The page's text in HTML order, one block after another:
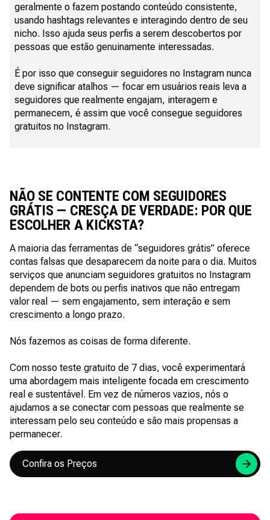
geralmente o fazem postando conteúdo consistente,
usando hashtags relevantes e interagindo dentro de seu
nicho. Isso ajuda seus perfis a serem descobertos por
pessoas que estão genuinamente interessadas.
É por isso que conseguir seguidores no Instagram nunca
deve significar atalhos — focar em usuários reais leva a
seguidores que realmente engajam, interagem e
permanecem, é assim que você consegue seguidores
gratuitos no Instagram.
NÃO SE CONTENTE COM SEGUIDORES
GRÁTIS — CRESÇA DE VERDADE: POR QUE
ESCOLHER A KICKSTA?
A maioria das ferramentas de “seguidores grátis” oferece
contas falsas que desaparecem da noite para o dia. Muitos
serviços que anunciam seguidores gratuitos no Instagram
dependem de bots ou perfis inativos que não entregam
valor real — sem engajamento, sem interação e sem
crescimento a longo prazo.
Nós fazemos as coisas de forma diferente.
Com nosso teste gratuito de 7 dias, você experimentará
uma abordagem mais inteligente focada em crescimento
real e sustentável. Em vez de números vazios, nós o
ajudamos a se conectar com pessoas que realmente se
interessam pelo seu conteúdo e são mais propensas a
permanecer.
Confira os Preços